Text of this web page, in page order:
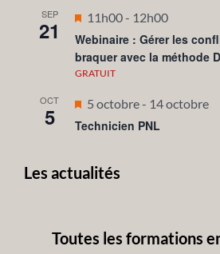
SEP
21
Mis
en
avant
11h00- 12h00
Webinaire : Gérer les
braquer avec la méthode
GRATUIT
OCT
5
Mis
en
5 octobre- 14 octobre
Technicien PNL
Les actualités
Toutes les formations